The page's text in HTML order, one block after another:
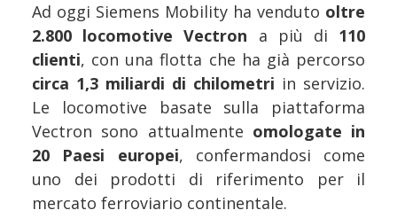
Ad oggi Siemens Mobility ha venduto oltre
2.800 locomotive Vectron a più di 110
clienti, con una flotta che ha già percorso
circa 1,3 miliardi di chilometri in servizio.
Le locomotive basate sulla piattaforma
Vectron sono attualmente omologate in
20 Paesi europei, confermandosi come
uno dei prodotti di riferimento per il
mercato ferroviario continentale.